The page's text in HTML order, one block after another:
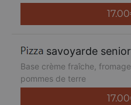
17.00
savoyarde senior
Base crème fraîche,
pommes de terre
17.00